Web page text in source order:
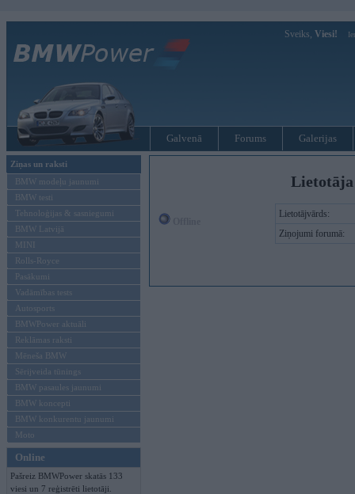
Sveiks, Viesi!
Galvenā Forums Galerijas
Ziņas un raksti
BMW modeļu jaunumi
BMW testi
Tehnoloģijas & sasniegumi
BMW Latvijā
MINI
Rolls-Royce
Pasākumi
Vadāmības tests
Autosports
BMWPower aktuāli
Reklāmas raksti
Mēneša BMW
Sērijveida tūnings
BMW pasaules jaunumi
BMW koncepti
BMW konkurentu jaunumi
Moto
Online
Pašreiz BMWPower skatās 133
viesi un 7 reģistrēti lietotāji.
Lietotājvārds:
Ziņojumi forumā: